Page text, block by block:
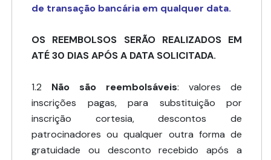
de transação bancária em qualquer data.
OS REEMBOLSOS SERÃO REALIZADOS EM
ATÉ 30 DIAS APÓS A DATA SOLICITADA.
1.2 Não são reembolsáveis: valores de
inscrições pagas, para substituição por
inscrição cortesia, descontos de
patrocinadores ou qualquer outra forma de
gratuidade ou desconto recebido após a